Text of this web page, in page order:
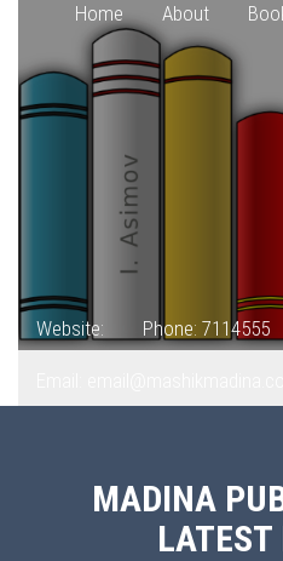
Home About
Website: Phone: 7114555
MADINA
LATEST